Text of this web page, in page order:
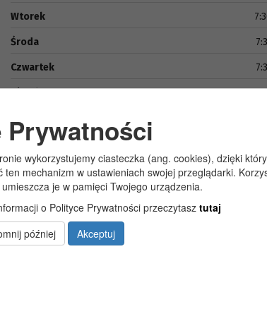
Wtorek
Środa
Czwartek
Piątek
Copyright 2019@ Urząd Gminy Wola Uhruska
wykorzystujemy ciasteczka (ang. cookies), dzięki
ten mechanizm w ustawieniach swojej przeglądarki.
je w pamięci Twojego urządzenia.
o Polityce Prywatności przeczytasz tutaj
później
Akceptuj